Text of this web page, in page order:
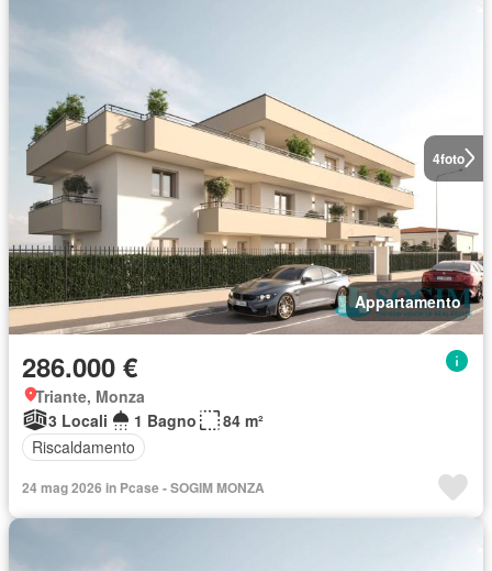
4foto
Appartamento
286.000 €
Triante, Monza
3 Locali
1 Bagno
84 m²
Riscaldamento
24 mag 2026 in Pcase - SOGIM MONZA